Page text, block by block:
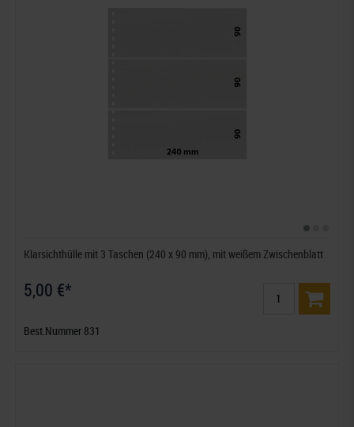
Klarsichthülle mit 3 Taschen (240 x 90 mm), mit weißem Zwischenblatt
5,00 €*
Best.Nummer 831